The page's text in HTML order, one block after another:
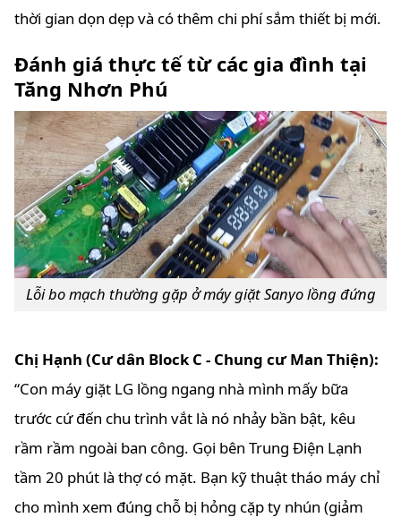
thời gian dọn dẹp và có thêm chi phí sắm thiết bị mới.
Đánh giá thực tế từ các gia đình tại
Tăng Nhơn Phú
Lỗi bo mạch thường gặp ở máy giặt Sanyo lồng đứng
Chị Hạnh (Cư dân Block C - Chung cư Man Thiện):
“Con máy giặt LG lồng ngang nhà mình mấy bữa
trước cứ đến chu trình vắt là nó nhảy bần bật, kêu
rầm rầm ngoài ban công. Gọi bên Trung Điện Lạnh
tầm 20 phút là thợ có mặt. Bạn kỹ thuật tháo máy chỉ
cho mình xem đúng chỗ bị hỏng cặp ty nhún (giảm